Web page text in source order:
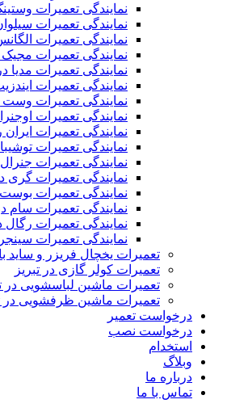
نمایندگی تعمیرات
نمایندگی تعمیرات
نمایندگی تعمیرات
نمایندگی تعمیرات مجیک
نمایندگی تعمیرات مدیا
نمایندگی تعمیرات
نمایندگی تعمیرات وست
نمایندگی تعمیرات
نمایندگی تعمیرات ایران
نمایندگی تعمیرات توشیبا
نمایندگی تعمیرات جنرال
نمایندگی تعمیرات گری
نمایندگی تعمیرات بوست
نمایندگی تعمیرات سام
نمایندگی تعمیرات رگال
نمایندگی تعمیرات سینجر
تعمیرات یخچال فریزر و ساید
تعمیرات کولر گازی در تبریز
تعمیرات ماشین لباسشویی در
تعمیرات ماشین ظرفشویی در
درخواست تعمیر
درخواست نصب
استخدام
وبلاگ
درباره ما
تماس با ما